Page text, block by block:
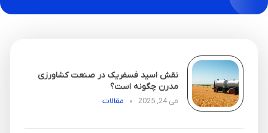
نقش اسید فسفریک در صنعت کشاورزی
مدرن چگونه است؟
می 24, 2025 مقالات